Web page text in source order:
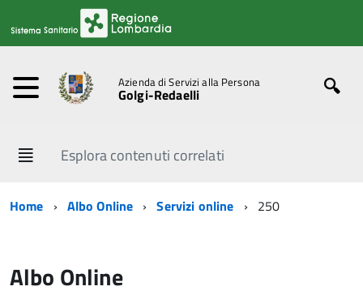
Azienda di Servizi alla Persona
Golgi-Redaelli
Esplora contenuti correlati
Home Albo Online Servizi online 250
Albo Online